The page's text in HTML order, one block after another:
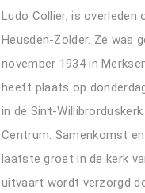
Ludo Collier, is overleden
Heusden-Zolder. Ze was
november 1934 in
heeft plaats op
in de Sint-
Centrum. Samenkomst
laatste groet in de kerk
uitvaart wordt verzorgd